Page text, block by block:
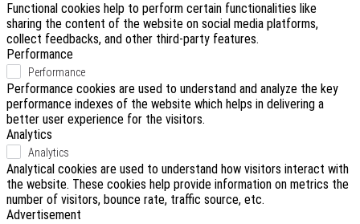
Functional cookies help to perform certain functionalities like
sharing the content of the website on social media platforms,
collect feedbacks, and other third-party features.
Performance
Performance
Performance cookies are used to understand and analyze the key
performance indexes of the website which helps in delivering a
better user experience for the visitors.
Analytics
Analytics
Analytical cookies are used to understand how visitors interact with
the website. These cookies help provide information on metrics the
number of visitors, bounce rate, traffic source, etc.
Advertisement